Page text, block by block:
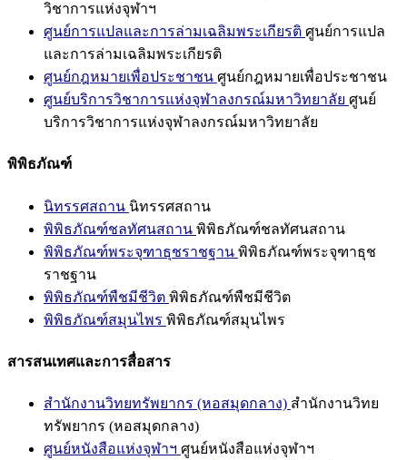
วิชาการแห่งจุฬาฯ
ศูนย์การแปลและการล่ามเฉลิมพระเกียรติ ศูนย์การแปล
และการล่ามเฉลิมพระเกียรติ
ศูนย์กฎหมายเพื่อประชาชน ศูนย์กฎหมายเพื่อประชาชน
ศูนย์บริการวิชาการแห่งจุฬาลงกรณ์มหาวิทยาลัย ศูนย์
บริการวิชาการแห่งจุฬาลงกรณ์มหาวิทยาลัย
พิพิธภัณฑ์
นิทรรศสถาน นิทรรศสถาน
พิพิธภัณฑ์ชลทัศนสถาน พิพิธภัณฑ์ชลทัศนสถาน
พิพิธภัณฑ์พระจุฑาธุชราชฐาน พิพิธภัณฑ์พระจุฑาธุช
ราชฐาน
พิพิธภัณฑ์พืชมีชีวิต พิพิธภัณฑ์พืชมีชีวิต
พิพิธภัณฑ์สมุนไพร พิพิธภัณฑ์สมุนไพร
สารสนเทศและการสื่อสาร
สำนักงานวิทยทรัพยากร (หอสมุดกลาง) สำนักงานวิทย
ทรัพยากร (หอสมุดกลาง)
ศูนย์หนังสือแห่งจุฬาฯ ศูนย์หนังสือแห่งจุฬาฯ